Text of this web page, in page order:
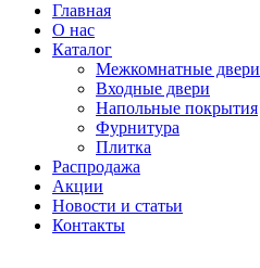
Главная
О нас
Каталог
Межкомнатные двери
Входные двери
Напольные покрытия
Фурнитура
Плитка
Распродажа
Акции
Новости и статьи
Контакты